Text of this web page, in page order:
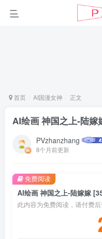
首页 AI国漫女神 正文
AI绘画 神国之上-陆
PVzhanzhang
8个月前更新
AI绘画 神国之上-陆嫁嫁
此内容为免费阅读，请付费
免费阅读